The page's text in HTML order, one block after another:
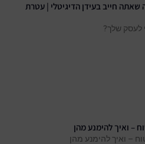
שאתה חייב בעידן הדיגיטלי | עטרת
לעסק שלך?